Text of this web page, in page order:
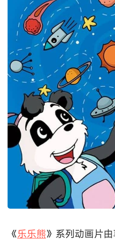
《乐乐熊》系列动画片由